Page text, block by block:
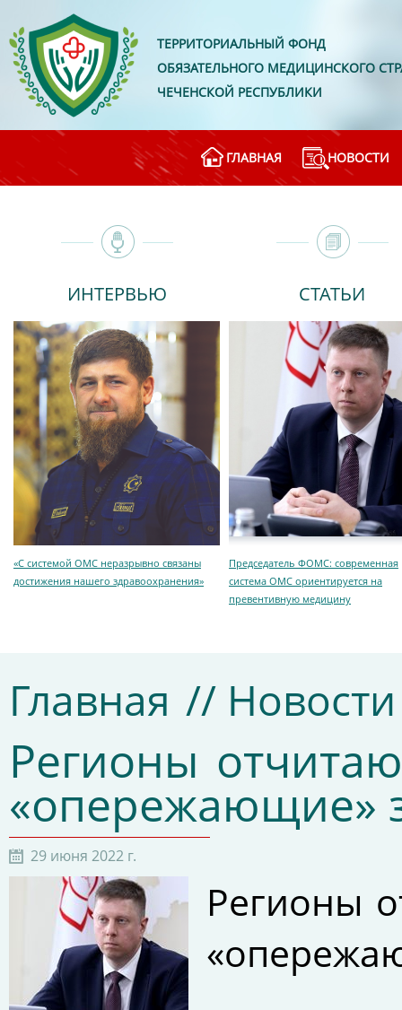
ТЕРРИТОРИАЛЬНЫЙ ФОНД
ОБЯЗАТЕЛЬНОГО МЕДИЦИНСКОГО
ЧЕЧЕНСКОЙ РЕСПУБЛИКИ
ГЛАВНАЯ НОВОСТИ
ИНТЕРВЬЮ СТАТЬИ
«С системой ОМС неразрывно связаны
достижения нашего здравоохранения»
Председатель ФОМС: современная
система ОМС ориентируется на
превентивную медицину
Главная // Новости
Регионы
«опережающие»
29 июня 2022 г.
Регионы